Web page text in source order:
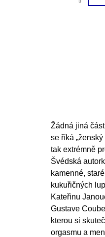
Žádná jiná
se říká
tak extrémně
Švédská
kamenné,
kukuřičných
Kateřinu
Gustave
kterou si
orgasmu a